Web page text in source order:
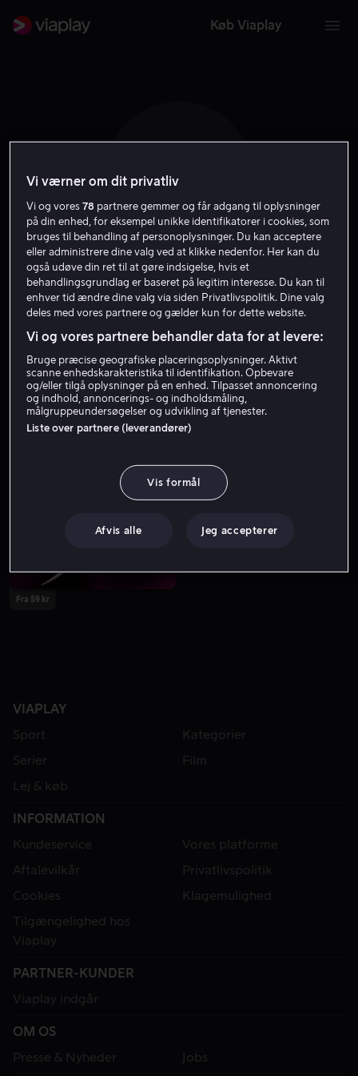
Køb Viaplay
S Q
Steven Quale
Instruktør
Fra 59 kr
VIAPLAY
Sport
Kategorier
Serier
Film
Lej & køb
INFORMATION
Kundeservice
Vores platforme
Aftalevilkår
Privatlivspolitik
Cookies
Klagemulighed
Tilgængelighed hos
Viaplay
PARTNER-KUNDER
Viaplay indgår
OM OS
Presse & Nyheder
Jobs
Vi værner om dit privatliv
Vi og vores78 partnere gemmer og får adgang til oplysninger
på din enhed, for eksempel unikke identifikatorer i cookies, som
bruges til behandling af personoplysninger. Du kan acceptere
eller administrere dine valg ved at klikke nedenfor. Her kan du
også udøve din ret til at gøre indsigelse, hvis et
behandlingsgrundlag er baseret på legitim interesse. Du kan til
enhver tid ændre dine valg via siden Privatlivspolitik. Dine valg
deles med vores partnere og gælder kun for dette website.
Vi og vores partnere behandler data for at levere:
Bruge præcise geografiske placeringsoplysninger. Aktivt
scanne enhedskarakteristika til identifikation. Opbevare
og/eller tilgå oplysninger på en enhed. Tilpasset annoncering
og indhold, annoncerings- og indholdsmåling,
målgruppeundersøgelser og udvikling af tjenester.
Liste over partnere (leverandører)
Vis formål
Afvis alle Jeg accepterer